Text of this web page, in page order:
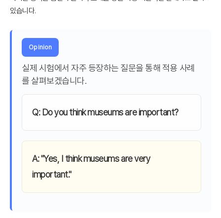
있습니다.
Opinion
실제 시험에서 자주 등장하는 질문을 통해 적용 사례
를 살펴보겠습니다.
Q: Do you think museums are important?
A: "Yes, I think museums are very
important."